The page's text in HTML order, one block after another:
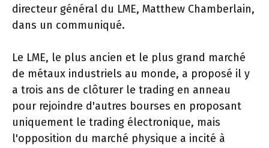
directeur général du LME, Matthew Chamberlain,
dans un communiqué.
Le LME, le plus ancien et le plus grand marché
de métaux industriels au monde, a proposé il y
a trois ans de clôturer le trading en anneau
pour rejoindre d'autres bourses en proposant
uniquement le trading électronique, mais
l'opposition du marché physique a incité à